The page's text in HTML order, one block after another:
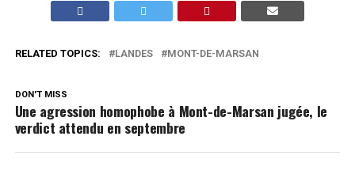
RELATED TOPICS: LANDES MONT-DE-MARSAN
DON'T MISS
Une agression homophobe à Mont-de-Marsan jugée, le
verdict attendu en septembre